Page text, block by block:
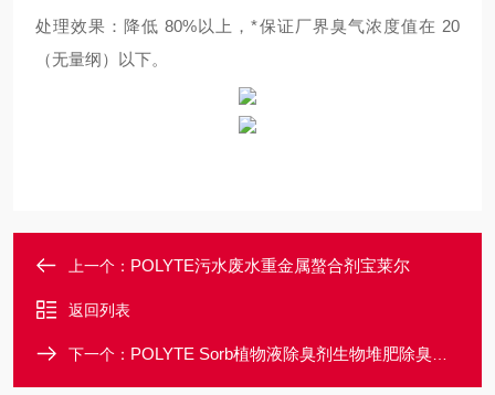
处理效果：降低 80%以上，*保证厂界臭气浓度值在 20
（无量纲）以下。
上一个： POLYTE污水废水重金属螯合剂宝莱尔
返回列表
下一个： POLYTE Sorb植物液除臭剂生物堆肥除臭用宝莱尔